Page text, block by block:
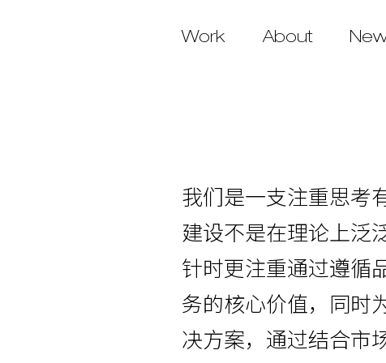
Work About
我们是一支注重思考
建设不是在理论上泛
针时更注重通过遵循
务的核心价值，同时
决方案，通过结合市